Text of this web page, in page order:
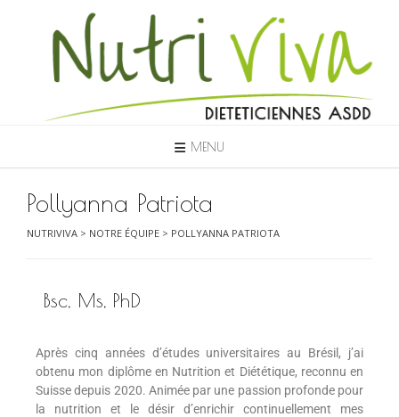
MENU
Pollyanna Patriota
NUTRIVIVA > NOTRE ÉQUIPE > POLLYANNA PATRIOTA
Bsc, Ms, PhD
Après cinq années d’études universitaires au Brésil, j’ai
obtenu mon diplôme en Nutrition et Diététique, reconnu en
Suisse depuis 2020. Animée par une passion profonde pour
la nutrition et le désir d’enrichir continuellement mes